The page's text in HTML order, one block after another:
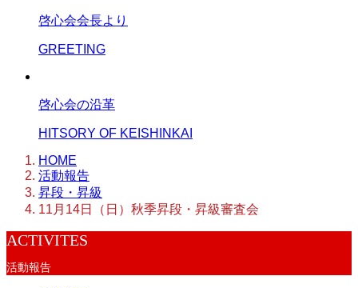
啓心会会長より
GREETING
啓心会の沿革
HITSORY OF KEISHINKAI
HOME
活動報告
昇段・昇級
11月14日（日）秋季昇段・昇級審査会
ACTIVITES
活動報告